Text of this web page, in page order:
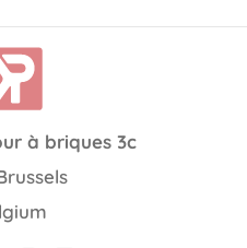
à briques 3c